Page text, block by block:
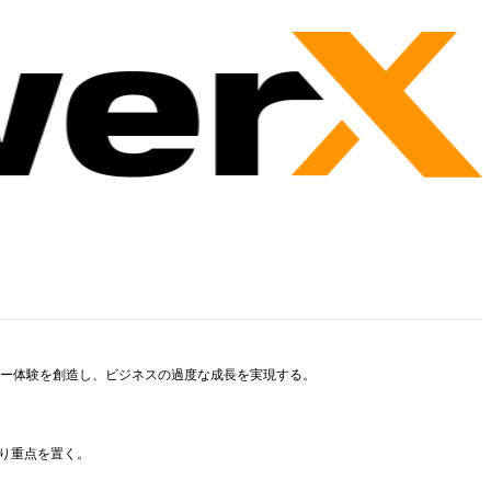
験を創造し、ビジネスの過度な成長を実現する。
点を置く。